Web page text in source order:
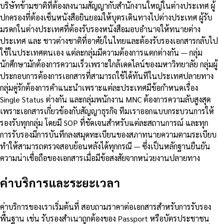
บริษัทข้ามชาติที่ต้องลงนามสัญญากับสำนักงานใหญ่ในต่างประเทศ ผู้
ปกครองที่ต้องเซ็นหนังสือยินยอมให้บุตรเดินทางไปต่างประเทศ ผู้รับ
มรดกในต่างประเทศที่ต้องรับรองหนังสือมอบอำนาจให้ทนายต่าง
ประเทศ และ ชาวต่างชาติที่อาศัยในไทยและต้องรับรองเอกสารกลับไป
ใช้ในประเทศตนเอง แต่ละกลุ่มมีความต้องการแตกต่างกัน — กลุ่ม
นักศึกษามักต้องการความเร็วเพราะใกล้เดดไลน์ของมหาวิทยาลัย กลุ่มผู้
ประกอบการต้องการเอกสารที่สามารถใช้ได้ทันทีในประเทศปลายทาง
กลุ่มคู่รักต้องการคำแนะนำเพราะแต่ละประเทศมีข้อกำหนดเรื่อง
Single Status ต่างกัน และกลุ่มพนักงาน MNC ต้องการความลับสูงสุด
เพราะเอกสารเกี่ยวข้องกับสัญญาธุรกิจ ทีมเราออกแบบกระบวนการให้
รองรับทุกกลุ่ม โดยมี SOP ที่ชัดเจนสำหรับแต่ละสถานการณ์ และทุก
การรับรองมีการบันทึกลงสมุดทะเบียนของสภาทนายความตามระเบียบ
ทำให้สามารถตรวจสอบย้อนหลังได้ทุกกรณี — ซึ่งเป็นหลักฐานยืนยัน
ความน่าเชื่อถือของเอกสารเมื่อมีข้อสงสัยจากหน่วยงานปลายทาง
ค่าบริการและระยะเวลา
ค่าบริการของเราเริ่มต้นที่ สอบถามราคาต่อเอกสารสำหรับการรับรอง
พื้นฐาน เช่น รับรองสำเนาถูกต้องของ Passport หรือบัตรประชาชน